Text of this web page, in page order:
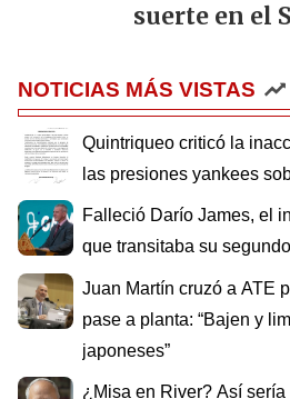
suerte en el
NOTICIAS MÁS VISTAS
Quintriqueo criticó la
las presiones yankees
Falleció Darío James, el
que transitaba su
Juan Martín cruzó a ATE
pase a planta: “Bajen y
japoneses”
¿Misa en River? Así